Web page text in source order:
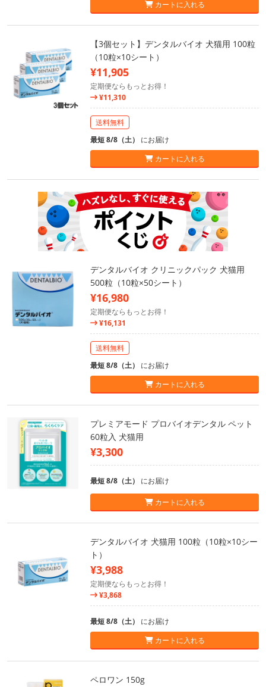
カートに入れる
【3個セット】デンタルバイオ 犬猫用 100粒
（10粒×10シート）
¥11,905
定期便ならもっとお得！
¥11,310
送料無料
最短 8/8（土） にお届け
カートに入れる
デンタルバイオ クリニックパック 犬猫用
500粒（10粒×50シート）
¥16,980
定期便ならもっとお得！
¥16,131
送料無料
最短 8/8（土） にお届け
カートに入れる
プレミアモード プロバイオデンタル ペット
60粒入 犬猫用
¥3,300
最短 8/8（土） にお届け
カートに入れる
デンタルバイオ 犬猫用 100粒（10粒×10シー
ト）
¥3,988
定期便ならもっとお得！
¥3,868
最短 8/8（土） にお届け
カートに入れる
ペロワン 150g